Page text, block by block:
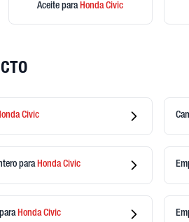
Aceitepara HondaCivic
Civic
paraHondaCivic
paraHondaCivic